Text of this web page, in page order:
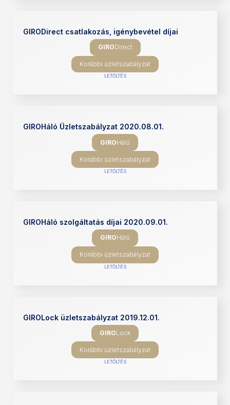
GIRODirect csatlakozás, igénybevétel díjai
GIRODirect
Korábbi üzletszabályzat
LETÖLTÉS
GIROHáló Üzletszabályzat 2020.08.01.
GIROHáló
Korábbi üzletszabályzat
LETÖLTÉS
GIROHáló szolgáltatás díjai 2020.09.01.
GIROHáló
Korábbi üzletszabályzat
LETÖLTÉS
GIROLock üzletszabályzat 2019.12.01.
GIROLock
Korábbi üzletszabályzat
LETÖLTÉS